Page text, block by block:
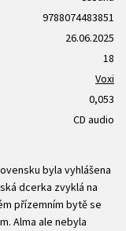
9788074483851
26.06.2025
18
Voxi
0,053
CD audio
byla vyhlášena
dcerka zvyklá na
přízemním bytě se
Alma ale nebyla